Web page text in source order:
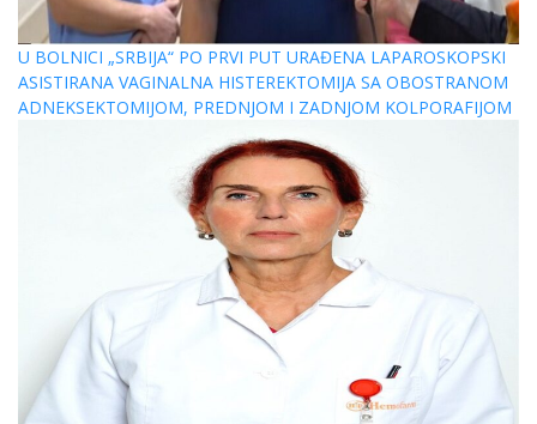
U BOLNICI „SRBIJA“ PO PRVI PUT URAĐENA LAPAROSKOPSKI
ASISTIRANA VAGINALNA HISTEREKTOMIJA SA OBOSTRANOM
ADNEKSEKTOMIJOM, PREDNJOM I ZADNJOM KOLPORAFIJOM